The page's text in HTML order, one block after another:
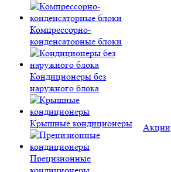
Компрессорно-
конденсаторные блоки
Кондиционеры без
наружного блока
Крышные кондиционеры
Прецизионные
Акции